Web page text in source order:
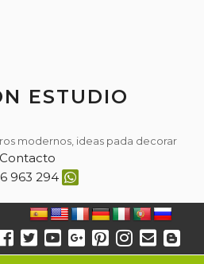
ESTUDIO
modernos, ideas pada decorar
963 294